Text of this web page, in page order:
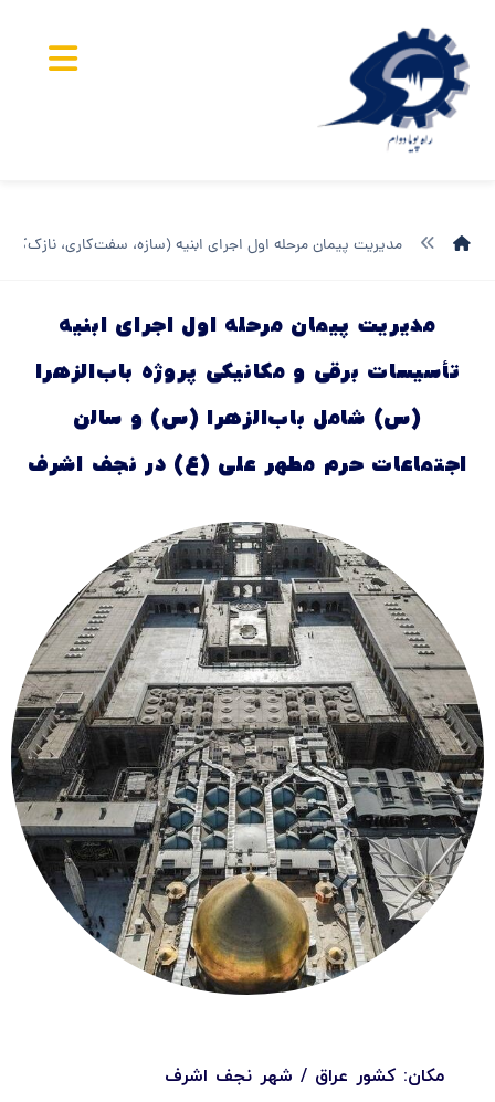
مدیریت پیمان مرحله اول اجرای ابنیه (سازه، سفت‌کاری،
مدیریت پیمان مرحله اول اجرای ابنیه
تأسیسات برقی و مکانیکی پروژه باب‌الزهرا
(س) شامل باب‌الزهرا (س) و سالن
اجتماعات حرم مطهر علی (ع) در نجف اشرف
مکان: کشور عراق / شهر نجف اشرف